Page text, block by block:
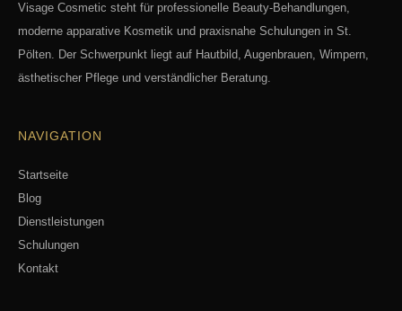
Visage Cosmetic steht für professionelle Beauty-Behandlungen,
moderne apparative Kosmetik und praxisnahe Schulungen in St.
Pölten. Der Schwerpunkt liegt auf Hautbild, Augenbrauen, Wimpern,
ästhetischer Pflege und verständlicher Beratung.
NAVIGATION
Startseite
Blog
Dienstleistungen
Schulungen
Kontakt